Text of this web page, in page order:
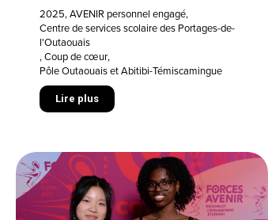
2025,AVENIR personnel engagé,
Centre de services scolaire des Portages-de-
l'Outaouais
,Coup de cœur,
Pôle Outaouais et Abitibi-Témiscamingue
Lire plus